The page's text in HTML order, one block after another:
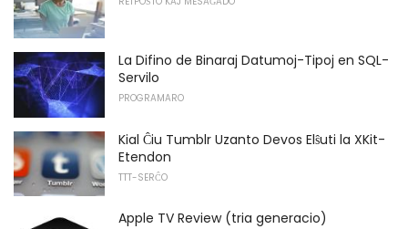
La Difino de Binaraj Datumoj-Tipoj en SQL-
Servilo
PROGRAMARO
Kial Ĉiu Tumblr Uzanto Devos Elŝuti la XKit-
Etendon
TTT-SERĈO
Apple TV Review (tria generacio)